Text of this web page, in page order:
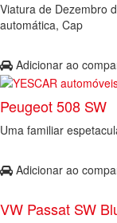
Viatura de Dezembro
automática, Cap
Adicionar ao
Peugeot 508 SW
Uma familiar
Adicionar ao
VW Passat SW